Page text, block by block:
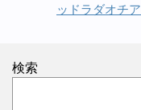
ッドラダオチ
検索